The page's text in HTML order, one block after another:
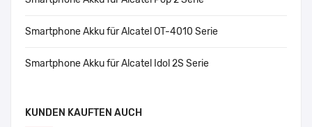
Smartphone Akku für Alcatel OT-4010 Serie
Smartphone Akku für Alcatel Idol 2S Serie
KUNDEN KAUFTEN AUCH